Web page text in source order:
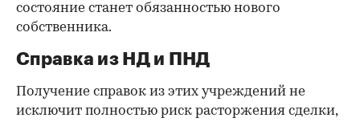
состояние станет обязанностью нового
собственника.
Справка из НД и ПНД
Получение справок из этих учреждений не
исключит полностью риск расторжения сделки,